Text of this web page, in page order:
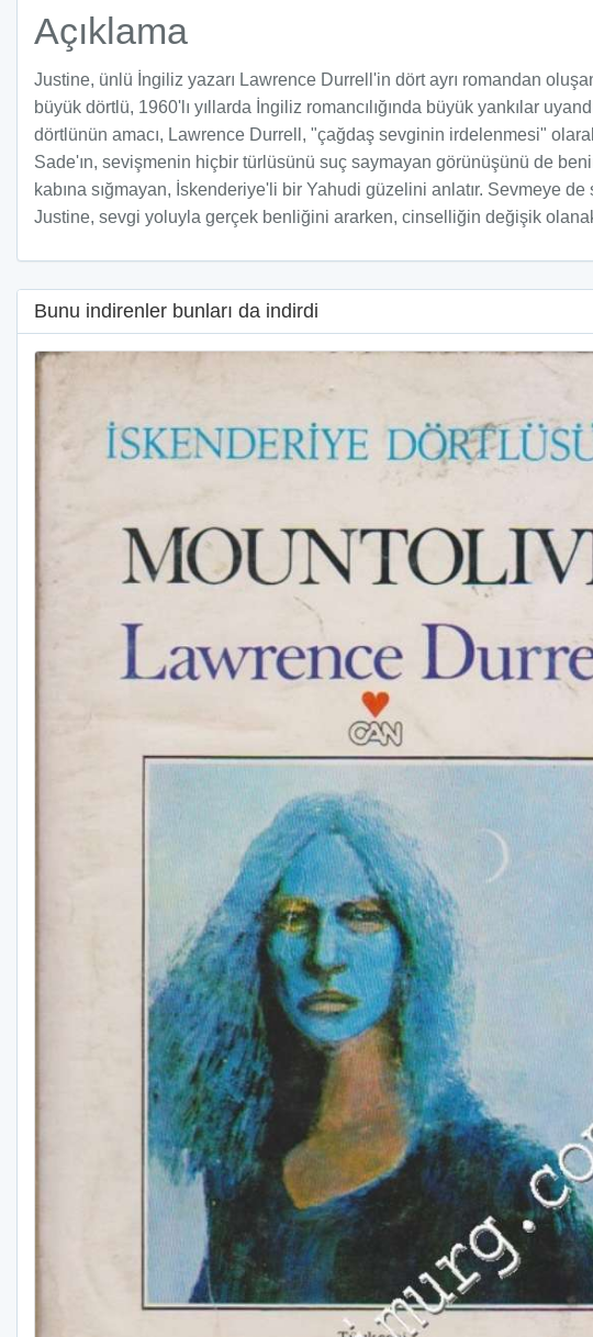
Açıklama
Justine, ünlü İngiliz yazarı Lawrence Durrell'in dört ayrı romandan
büyük dörtlü, 1960'lı yıllarda İngiliz romancılığında büyük yankılar
dörtlünün amacı, Lawrence Durrell, "çağdaş sevginin irdelenmesi"
Sade'ın, sevişmenin hiçbir türlüsünü suç saymayan görünüşünü de
kabına sığmayan, İskenderiye'li bir Yahudi güzelini anlatır. Sevmeye
Justine, sevgi yoluyla gerçek benliğini ararken, cinselliğin değişik
Bunu indirenler bunları da indirdi